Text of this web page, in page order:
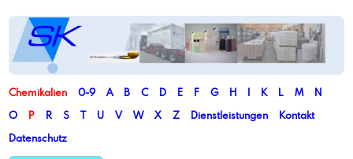
Chemikalien 0-9 A B C D E F G H I K L M
N
O
P R S T U V W X Z Dienstleistungen
Kontakt
Datenschutz